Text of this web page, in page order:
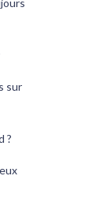
sur
?